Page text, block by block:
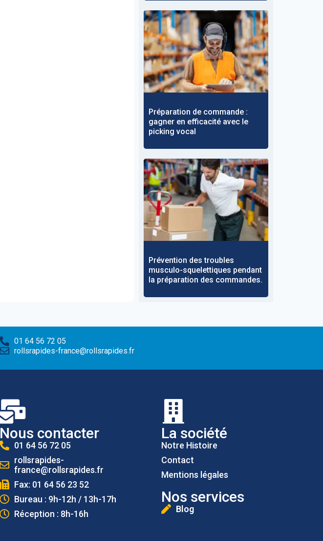
Préparation de commande :
gagner en efficacité avec le
picking vocal
Prévention des troubles
musculo-squelettiques pendant
la préparation des commandes.
01 64 56 72 05
rollsrapides-france@rollsrapides.fr
Nous contacter
01 64 56 72 05
rollsrapides-
france@rollsrapides.fr
Fax: 01 64 56 23 52
Bureau : 9h-12h / 13h-17h
Réception : 8h-16h
La société
Notre Histoire
Contact
Mentions légales
Nos services
Blog